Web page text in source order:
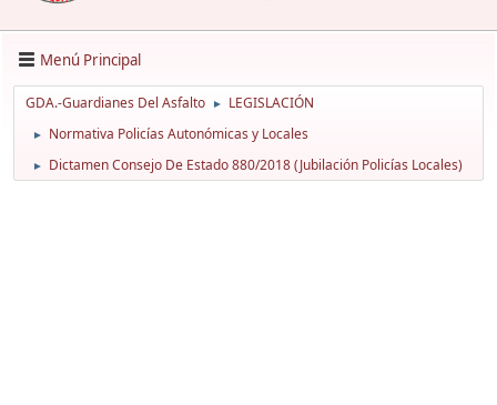
Menú Principal
GDA.-Guardianes Del Asfalto ► LEGISLACIÓN
► Normativa Policías Autonómicas y Locales
► Dictamen Consejo De Estado 880/2018 (Jubilación Policías Locales)